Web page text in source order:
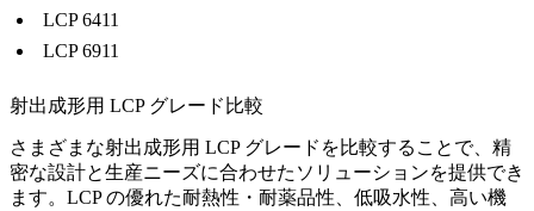
LCP 6411
LCP 6911
射出成形用 LCP グレード比較
さまざまな射出成形用 LCP グレードを比較することで、精
密な設計と生産ニーズに合わせたソリューションを提供でき
ます。LCP の優れた耐熱性・耐薬品性、低吸水性、高い機